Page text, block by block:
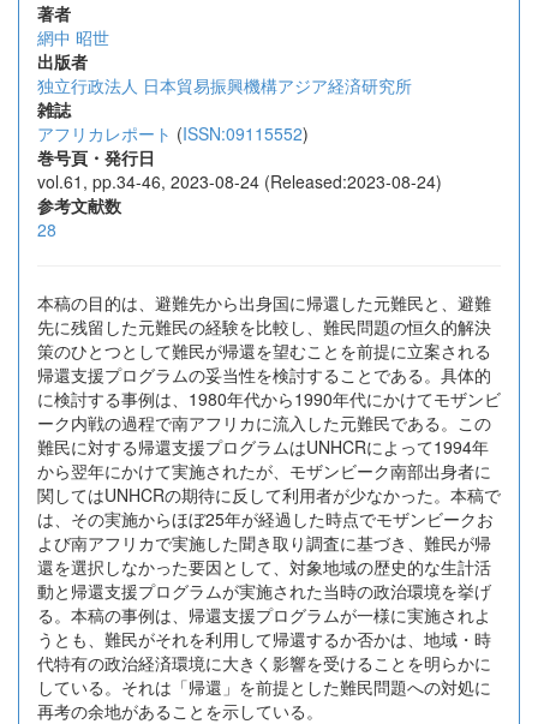
著者
網中 昭世
出版者
独立行政法人 日本貿易振興機構アジア経済研究所
雑誌
アフリカレポート (ISSN:09115552)
巻号頁・発行日
vol.61, pp.34-46, 2023-08-24 (Released:2023-08-24)
参考文献数
28
本稿の目的は、避難先から出身国に帰還した元難民と、避難
先に残留した元難民の経験を比較し、難民問題の恒久的解決
策のひとつとして難民が帰還を望むことを前提に立案される
帰還支援プログラムの妥当性を検討することである。具体的
に検討する事例は、1980年代から1990年代にかけてモザンビ
ーク内戦の過程で南アフリカに流入した元難民である。この
難民に対する帰還支援プログラムはUNHCRによって1994年
から翌年にかけて実施されたが、モザンビーク南部出身者に
関してはUNHCRの期待に反して利用者が少なかった。本稿で
は、その実施からほぼ25年が経過した時点でモザンビークお
よび南アフリカで実施した聞き取り調査に基づき、難民が帰
還を選択しなかった要因として、対象地域の歴史的な生計活
動と帰還支援プログラムが実施された当時の政治環境を挙げ
る。本稿の事例は、帰還支援プログラムが一様に実施されよ
うとも、難民がそれを利用して帰還するか否かは、地域・時
代特有の政治経済環境に大きく影響を受けることを明らかに
している。それは「帰還」を前提とした難民問題への対処に
再考の余地があることを示している。